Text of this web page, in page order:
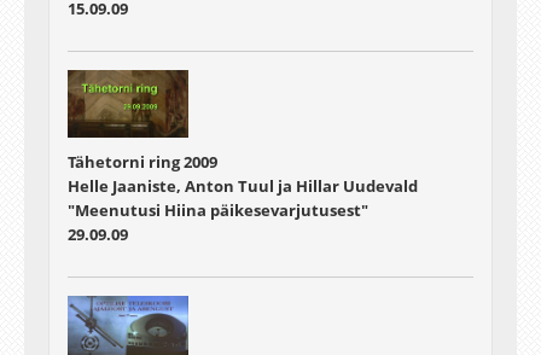
15.09.09
Tähetorni ring 2009
Helle Jaaniste, Anton Tuul ja Hillar Uudevald
"Meenutusi Hiina päikesevarjutusest"
29.09.09